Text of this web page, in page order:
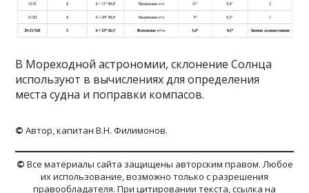
В Мореходной астрономии, склонение Солнца
используют в вычислениях для определения
места судна и поправки компасов.
©Автор, капитан В.Н. Филимонов.
© Все материалы сайта защищены авторским правом. Любое
их использование, возможно только с разрешения
правообладателя. При цитировании текста, ссылка на